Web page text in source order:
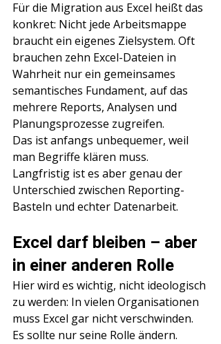
Für die Migration aus Excel heißt das
konkret: Nicht jede Arbeitsmappe
braucht ein eigenes Zielsystem. Oft
brauchen zehn Excel-Dateien in
Wahrheit nur ein gemeinsames
semantisches Fundament, auf das
mehrere Reports, Analysen und
Planungsprozesse zugreifen.
Das ist anfangs unbequemer, weil
man Begriffe klären muss.
Langfristig ist es aber genau der
Unterschied zwischen Reporting-
Basteln und echter Datenarbeit.
Excel darf bleiben – aber
in einer anderen Rolle
Hier wird es wichtig, nicht ideologisch
zu werden: In vielen Organisationen
muss Excel gar nicht verschwinden.
Es sollte nur seine Rolle ändern.